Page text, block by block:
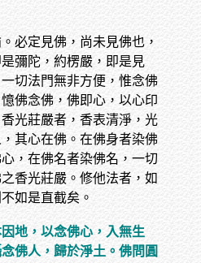
必定見佛，尚未見佛也，
彌陀，約楞嚴，即是見
切法門無非方便，惟念佛
佛念佛，佛即心，以心印
光莊嚴者，香表清淨，光
其心在佛。在佛身者染佛
，在佛名者染佛名，一切
香光莊嚴。修他法者，如
如是直截矣。
地，以念佛心，入無生
佛人，歸於淨土。佛問圓